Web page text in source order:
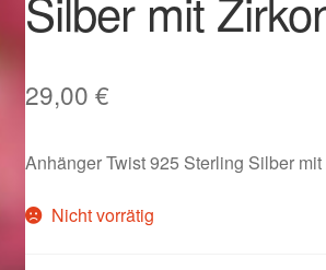
Im Gedenken an
29,00 €
Anhänger Twist 925 Sterling Silber
Nicht vorrätig